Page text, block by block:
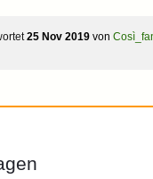
25 Nov 2019 von